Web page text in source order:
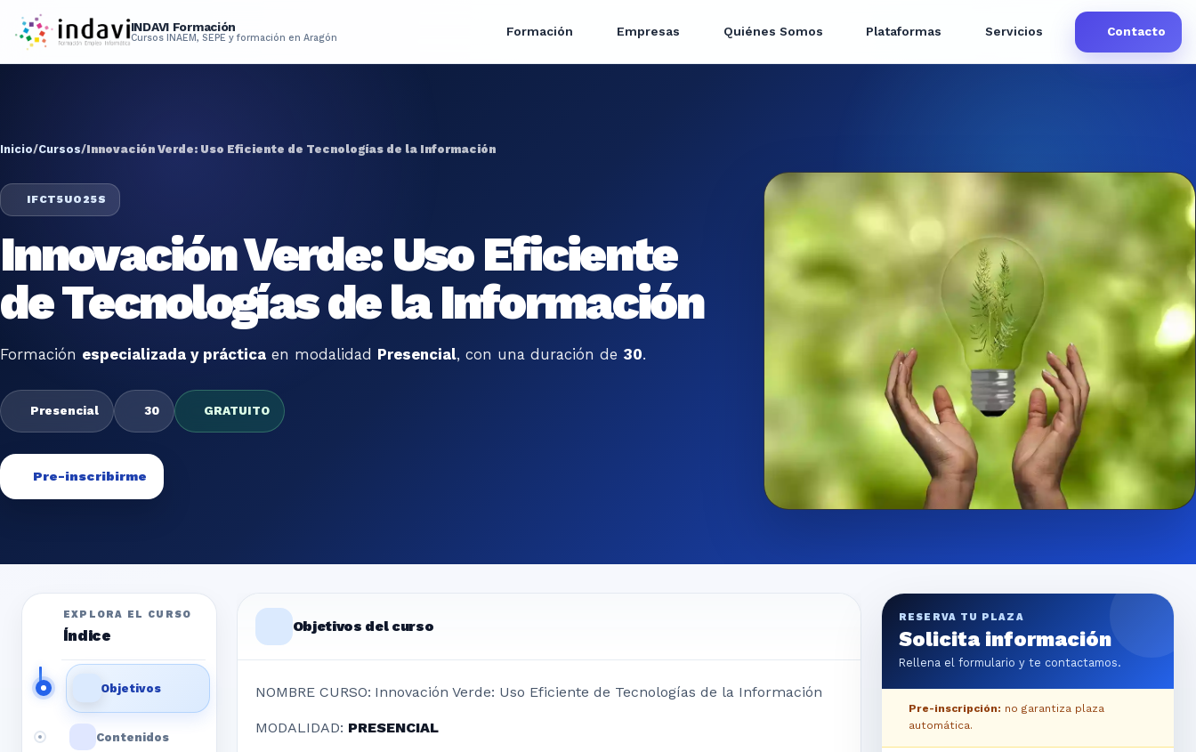
INDAVI Formación
Cursos INAEM, SEPE y formación en Aragón Formación Empresas Quiénes Somos Plataformas Servicios Contacto
Inicio/Cursos/Innovación Verde: Uso Eficiente de Tecnologías de la Información
IFCT5UO25S
Innovación Verde: Uso Eficiente
de Tecnologías de la Información
Formación especializada y práctica en modalidad Presencial, con una duración de 30.
Presencial 30 GRATUITO
Pre-inscribirme
EXPLORA EL CURSO
Índice
Objetivos
Contenidos
Objetivos del curso
NOMBRE CURSO: Innovación Verde: Uso Eficiente de Tecnologías de la Información
MODALIDAD: PRESENCIAL
RESERVA TU PLAZA
Solicita información
Rellena el formulario y te contactamos.
Pre-inscripción: no garantiza plaza
automática.